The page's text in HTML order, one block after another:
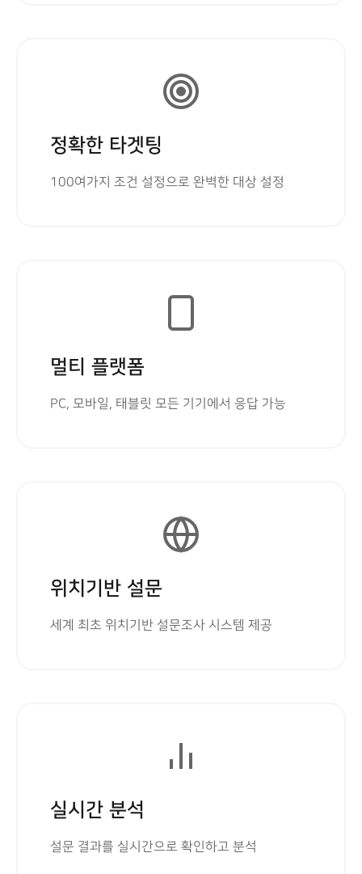
정확한 타겟팅
100여가지 조건 설정으로 완벽한 대상 설정
멀티 플랫폼
PC, 모바일, 태블릿 모든 기기에서 응답 가능
위치기반 설문
세계 최초 위치기반 설문조사 시스템 제공
실시간 분석
설문 결과를 실시간으로 확인하고 분석